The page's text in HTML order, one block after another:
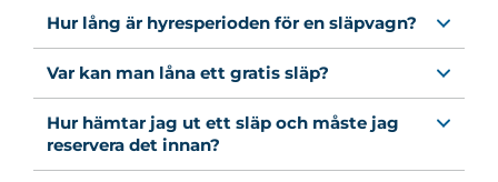
Hur lång är hyresperioden för en släpvagn?
Var kan man låna ett gratis släp?
Hur hämtar jag ut ett släp och måste jag
reservera det innan?